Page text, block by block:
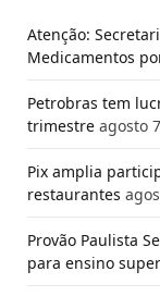
Atenção:
Medicamentos
Petrobras tem
trimestre agosto
Pix amplia
restaurantes
Provão Paulista
para ensino